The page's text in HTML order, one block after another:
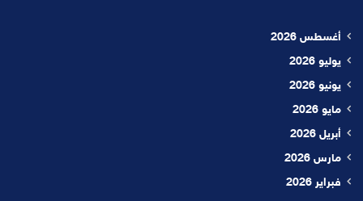
أغسطس 2026
يوليو 2026
يونيو 2026
مايو 2026
أبريل 2026
مارس 2026
فبراير 2026